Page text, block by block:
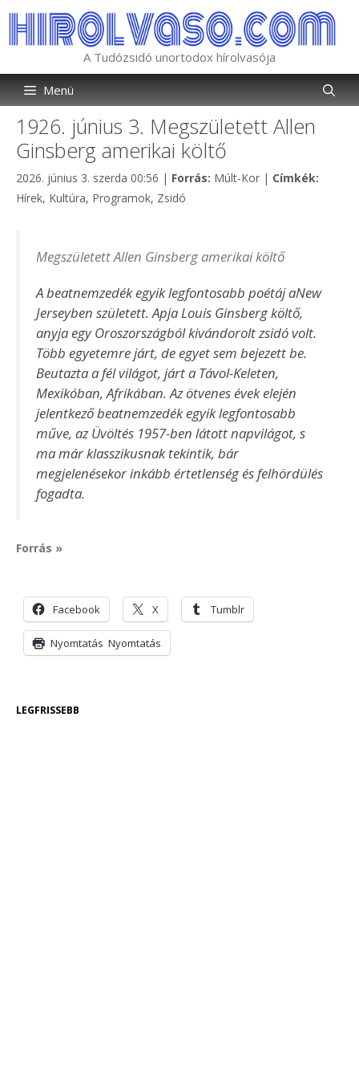
tartalomba
A Tudózsidó unortodox hírolvasója
Menü
1926. június 3. Megszületett Allen
Ginsberg amerikai költő
2026. június 3. szerda 00:56 | Forrás: Kategória
Múlt-Kor | Címkék:
Hírek, Kultúra, Programok, Zsidó
Megszületett Allen Ginsberg amerikai költő
A beatnemzedék egyik legfontosabb poétáj aNew
Jerseyben született. Apja Louis Ginsberg költő,
anyja egy Oroszországból kivándorolt zsidó volt.
Több egyetemre járt, de egyet sem bejezett be.
Beutazta a fél világot, járt a Távol-Keleten,
Mexikóban, Afrikában. Az ötvenes évek elején
jelentkező beatnemzedék egyik legfontosabb
műve, az Üvöltés 1957-ben látott napvilágot, s
ma már klasszikusnak tekintik, bár
megjelenésekor inkább értetlenség és felhördülés
fogadta.
Forrás »
Facebook X Tumblr
Nyomtatás Nyomtatás
LEGFRISSEBB